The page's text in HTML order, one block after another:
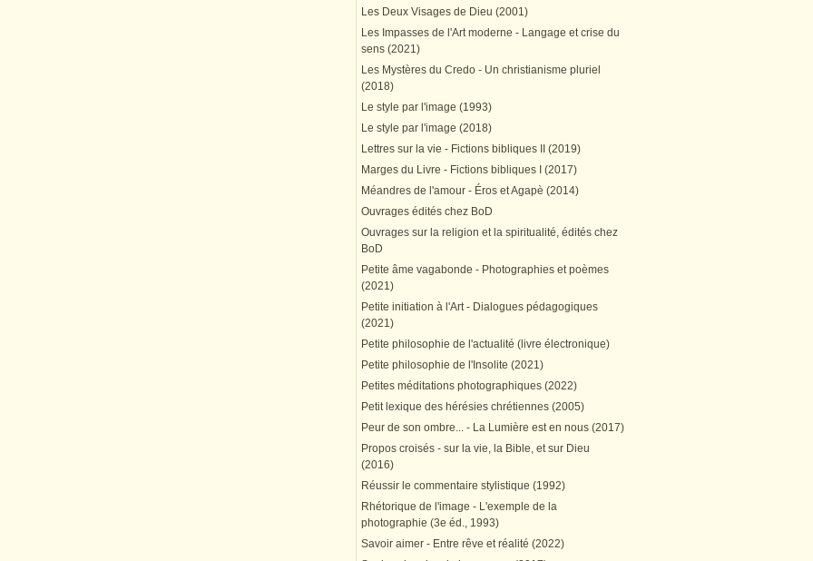
Les Deux Visages de Dieu (2001)
Les Impasses de l'Art moderne - Langage et crise du
sens (2021)
Les Mystères du Credo - Un christianisme pluriel
(2018)
Le style par l'image (1993)
Le style par l'image (2018)
Lettres sur la vie - Fictions bibliques II (2019)
Marges du Livre - Fictions bibliques I (2017)
Méandres de l'amour - Éros et Agapè (2014)
Ouvrages édités chez BoD
Ouvrages sur la religion et la spiritualité, édités chez
BoD
Petite âme vagabonde - Photographies et poèmes
(2021)
Petite initiation à l'Art - Dialogues pédagogiques
(2021)
Petite philosophie de l'actualité (livre électronique)
Petite philosophie de l'Insolite (2021)
Petites méditations photographiques (2022)
Petit lexique des hérésies chrétiennes (2005)
Peur de son ombre... - La Lumière est en nous (2017)
Propos croisés - sur la vie, la Bible, et sur Dieu
(2016)
Réussir le commentaire stylistique (1992)
Rhétorique de l'image - L'exemple de la
photographie (3e éd., 1993)
Savoir aimer - Entre rêve et réalité (2022)